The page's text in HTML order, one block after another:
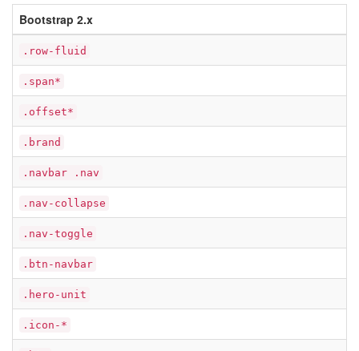
Bootstrap 2.x
.row-fluid
.span*
.offset*
.brand
.navbar .nav
.nav-collapse
.nav-toggle
.btn-navbar
.hero-unit
.icon-*